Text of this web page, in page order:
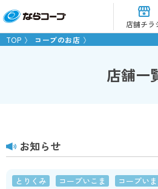
店舗チラ
TOP
コープのお店
店舗一
お知らせ
とりくみ コープいこま
コープい